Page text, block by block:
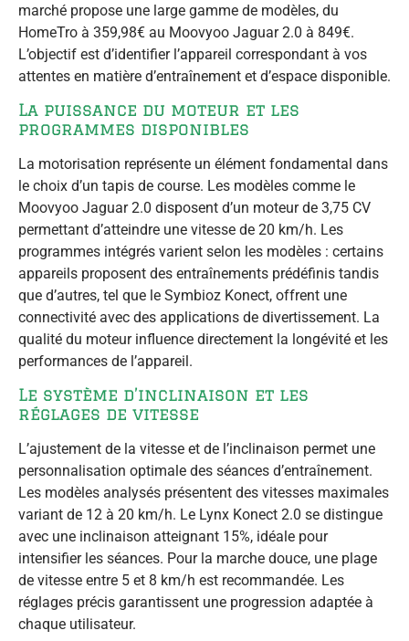
marché propose une large gamme de modèles, du
HomeTro à 359,98€ au Moovyoo Jaguar 2.0 à 849€.
L’objectif est d’identifier l’appareil correspondant à vos
attentes en matière d’entraînement et d’espace disponible.
La puissance du moteur et les
programmes disponibles
La motorisation représente un élément fondamental dans
le choix d’un tapis de course. Les modèles comme le
Moovyoo Jaguar 2.0 disposent d’un moteur de 3,75 CV
permettant d’atteindre une vitesse de 20 km/h. Les
programmes intégrés varient selon les modèles : certains
appareils proposent des entraînements prédéfinis tandis
que d’autres, tel que le Symbioz Konect, offrent une
connectivité avec des applications de divertissement. La
qualité du moteur influence directement la longévité et les
performances de l’appareil.
Le système d’inclinaison et les
réglages de vitesse
L’ajustement de la vitesse et de l’inclinaison permet une
personnalisation optimale des séances d’entraînement.
Les modèles analysés présentent des vitesses maximales
variant de 12 à 20 km/h. Le Lynx Konect 2.0 se distingue
avec une inclinaison atteignant 15%, idéale pour
intensifier les séances. Pour la marche douce, une plage
de vitesse entre 5 et 8 km/h est recommandée. Les
réglages précis garantissent une progression adaptée à
chaque utilisateur.